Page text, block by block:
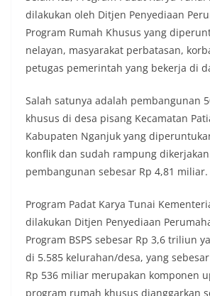
dilakukan oleh Ditjen Penyediaan
Program Rumah Khusus yang
nelayan, masyarakat perbatasan,
petugas pemerintah yang bekerja di
Salah satunya adalah pembangunan
khusus di desa pisang Kecamatan
Kabupaten Nganjuk yang
konflik dan sudah rampung
pembangunan sebesar Rp 4,81 miliar.
Program Padat Karya Tunai
dilakukan Ditjen Penyediaan
Program BSPS sebesar Rp 3,6 triliun
di 5.585 kelurahan/desa, yang
Rp 536 miliar merupakan komponen
program rumah khusus dianggarkan